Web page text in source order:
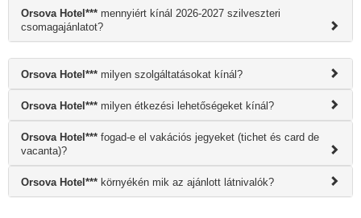
Orsova Hotel*** mennyiért kínál 2026-2027 szilveszteri
csomagajánlatot?
Orsova Hotel*** milyen szolgáltatásokat kínál?
Orsova Hotel*** milyen étkezési lehetőségeket kínál?
Orsova Hotel*** fogad-e el vakációs jegyeket (tichet és card de
vacanta)?
Orsova Hotel*** környékén mik az ajánlott látnivalók?